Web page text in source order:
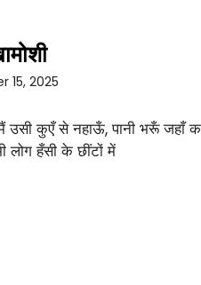
15, 2025
उसी कुएँ से नहाऊँ, पानी भरूँ जहाँ
लोग हँसी के छींटों में